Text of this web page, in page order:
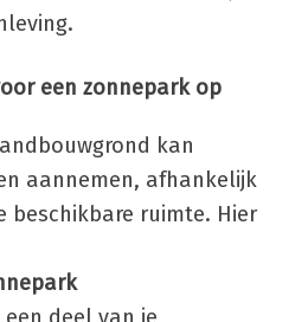
een zonnepark op
kan
aannemen, afhankelijk
beschikbare ruimte. Hier